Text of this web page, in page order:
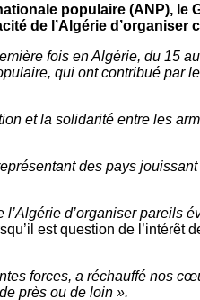
populaire (ANP), le
de l’Algérie d’organiser
fois en Algérie, du 15
qui ont contribué par
et la solidarité entre les
des pays
l’Algérie d’organiser pareils
est question de l’intérêt
forces, a réchauffé nos
près ou de loin ».